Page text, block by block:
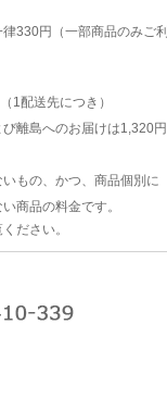
330円（一部商品のみご利
1配送先につき）
離島へのお届けは1,320円
もの、かつ、商品個別に
商品の料金です。
ださい。